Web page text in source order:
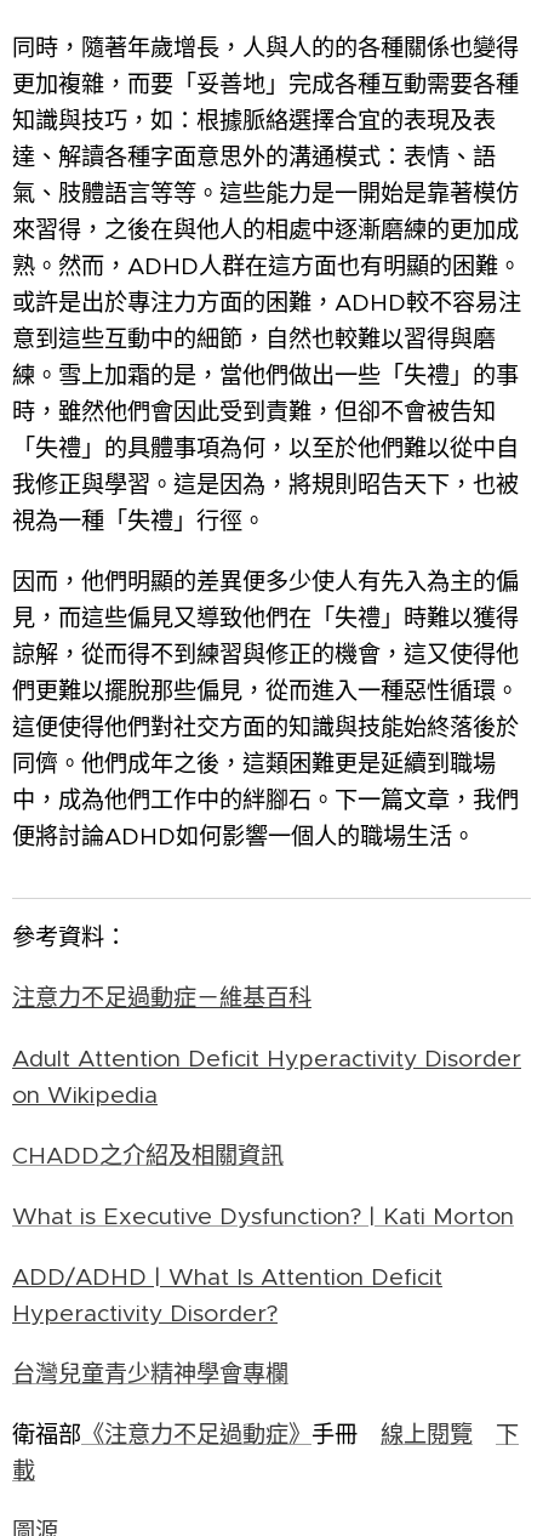
同時，隨著年歲增長，人與人的的各種關係也變得
更加複雜，而要「妥善地」完成各種互動需要各種
知識與技巧，如：根據脈絡選擇合宜的表現及表
達、解讀各種字面意思外的溝通模式：表情、語
氣、肢體語言等等。這些能力是一開始是靠著模仿
來習得，之後在與他人的相處中逐漸磨練的更加成
熟。然而，ADHD人群在這方面也有明顯的困難。
或許是出於專注力方面的困難，ADHD較不容易注
意到這些互動中的細節，自然也較難以習得與磨
練。雪上加霜的是，當他們做出一些「失禮」的事
時，雖然他們會因此受到責難，但卻不會被告知
「失禮」的具體事項為何，以至於他們難以從中自
我修正與學習。這是因為，將規則昭告天下，也被
視為一種「失禮」行徑。
因而，他們明顯的差異便多少使人有先入為主的偏
見，而這些偏見又導致他們在「失禮」時難以獲得
諒解，從而得不到練習與修正的機會，這又使得他
們更難以擺脫那些偏見，從而進入一種惡性循環。
這便使得他們對社交方面的知識與技能始終落後於
同儕。他們成年之後，這類困難更是延續到職場
中，成為他們工作中的絆腳石。下一篇文章，我們
便將討論ADHD如何影響一個人的職場生活。
參考資料：
注意力不足過動症－維基百科
Adult Attention Deficit Hyperactivity Disorder
on Wikipedia
CHADD之介紹及相關資訊
What is Executive Dysfunction? | Kati Morton
ADD/ADHD | What Is Attention Deficit
Hyperactivity Disorder?
台灣兒童青少精神學會專欄
衛福部 《注意力不足過動症》 手冊 線上閱覽
下
載
2026-
重塑大